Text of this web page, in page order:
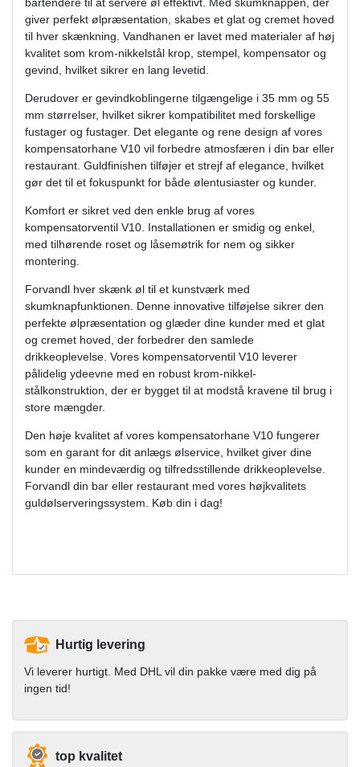
giver perfekt ølpræsentation, skabes et glat og cremet hoved
til hver skænkning. Vandhanen er lavet med materialer af høj
kvalitet som krom-nikkelstål krop, stempel, kompensator og
gevind, hvilket sikrer en lang levetid.
Derudover er gevindkoblingerne tilgængelige i 35 mm og 55
mm størrelser, hvilket sikrer kompatibilitet med forskellige
fustager og fustager. Det elegante og rene design af vores
kompensatorhane V10 vil forbedre atmosfæren i din bar eller
restaurant. Guldfinishen tilføjer et strejf af elegance, hvilket
gør det til et fokuspunkt for både ølentusiaster og kunder.
Komfort er sikret ved den enkle brug af vores
kompensatorventil V10. Installationen er smidig og enkel,
med tilhørende roset og låsemøtrik for nem og sikker
montering.
Forvandl hver skænk øl til et kunstværk med
skumknapfunktionen. Denne innovative tilføjelse sikrer den
perfekte ølpræsentation og glæder dine kunder med et glat
og cremet hoved, der forbedrer den samlede
drikkeoplevelse. Vores kompensatorventil V10 leverer
pålidelig ydeevne med en robust krom-nikkel-
stålkonstruktion, der er bygget til at modstå kravene til brug i
store mængder.
Den høje kvalitet af vores kompensatorhane V10 fungerer
som en garant for dit anlægs ølservice, hvilket giver dine
kunder en mindeværdig og tilfredsstillende drikkeoplevelse.
Forvandl din bar eller restaurant med vores højkvalitets
guldølserveringssystem. Køb din i dag!
Hurtig levering
Vi leverer hurtigt. Med DHL vil din pakke være med dig på
ingen tid!
top kvalitet